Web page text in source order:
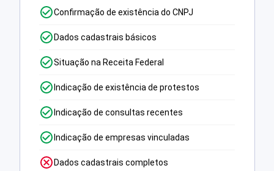
Confirmação de existência do CNPJ
Dados cadastrais básicos
Situação na Receita Federal
Indicação de existência de protestos
Indicação de consultas recentes
Indicação de empresas vinculadas
Dados cadastrais completos